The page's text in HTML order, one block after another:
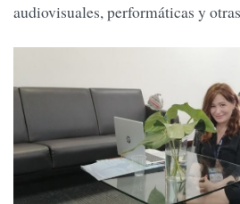
audiovisuales, performáticas y